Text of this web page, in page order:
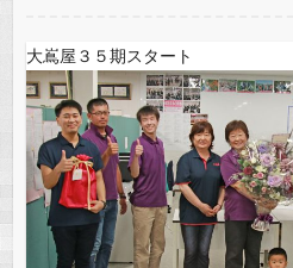
o
k
n
大嶌屋３５期スタート